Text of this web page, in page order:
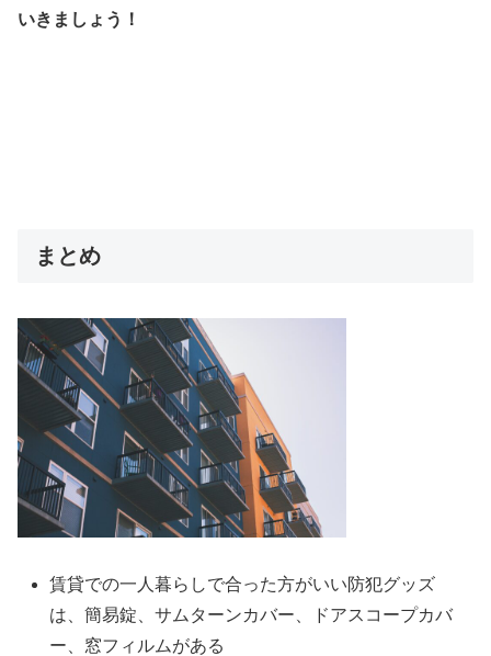
いきましょう！
まとめ
賃貸での一人暮らしで合った方がいい防犯グッズ
は、簡易錠、サムターンカバー、ドアスコープカバ
ー、窓フィルムがある